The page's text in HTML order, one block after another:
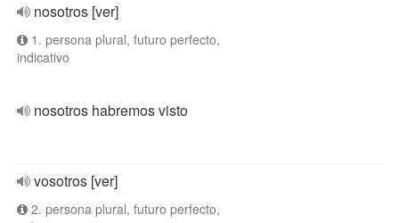
nosotros [ver]
1. persona plural, futuro perfecto,
indicativo
nosotros habremos visto
vosotros [ver]
2. persona plural, futuro perfecto,